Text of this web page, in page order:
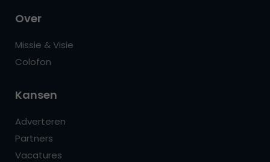
Over
Missie & Visie
Colofon
Kansen
Adverteren
Partners
Vacatures